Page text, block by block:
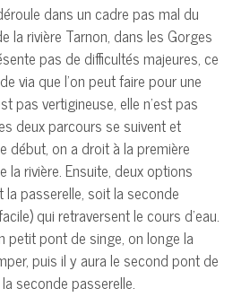
dans un cadre pas mal du
la rivière Tarnon, dans les Gorges
pas de difficultés majeures, ce
via que l’on peut faire pour une
pas vertigineuse, elle n’est pas
deux parcours se suivent et
début, on a droit à la première
la rivière. Ensuite, deux options
la passerelle, soit la seconde
qui retraversent le cours d’eau.
petit pont de singe, on longe la
puis il y aura le second pont de
seconde passerelle.